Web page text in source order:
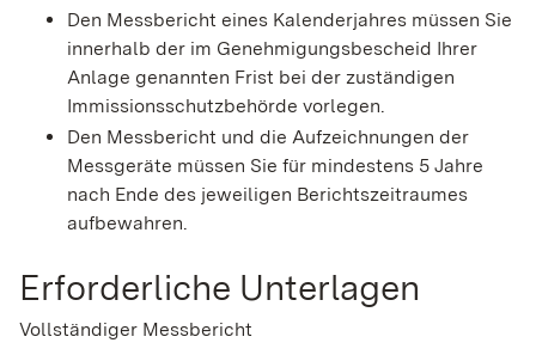
Den Messbericht eines Kalenderjahres müssen Sie
innerhalb der im Genehmigungsbescheid Ihrer
Anlage genannten Frist bei der zuständigen
Immissionsschutzbehörde vorlegen.
Den Messbericht und die Aufzeichnungen der
Messgeräte müssen Sie für mindestens 5 Jahre
nach Ende des jeweiligen Berichtszeitraumes
aufbewahren.
Erforderliche Unterlagen
Vollständiger Messbericht